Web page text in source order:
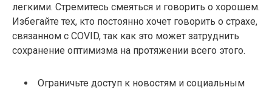
легкими. Стремитесь смеяться и говорить о хорошем.
Избегайте тех, кто постоянно хочет говорить о страхе,
связанном с COVID, так как это может затруднить
сохранение оптимизма на протяжении всего этого.
Ограничьте доступ к новостям и социальным